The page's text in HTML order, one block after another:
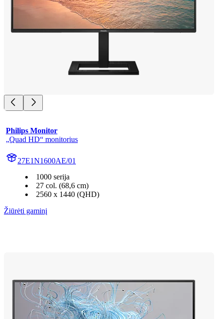
Philips Monitor
„Quad HD“ monitorius
27E1N1600AE/01
1000 serija
27 col. (68,6 cm)
2560 x 1440 (QHD)
Žiūrėti gaminį